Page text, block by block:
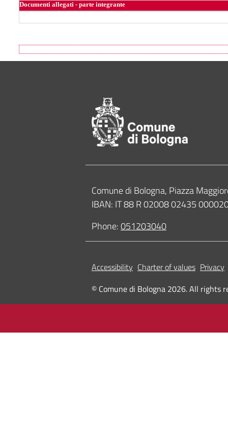
Documenti allegati - parte integrante
Contacts
Comune di Bologna, Piazza
IBAN: IT 88 R 02008 02435
Phone:051203040
Accessibility Charter of values Privacy
© Comune di Bologna 2026. All rights